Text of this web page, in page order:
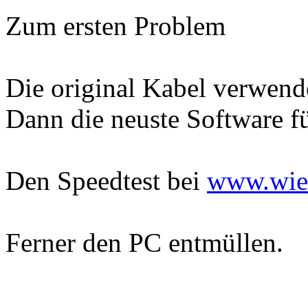
Zum ersten Problem
Die original Kabel
Dann die neuste Software
Den Speedtest bei
Ferner den PC entmüllen.